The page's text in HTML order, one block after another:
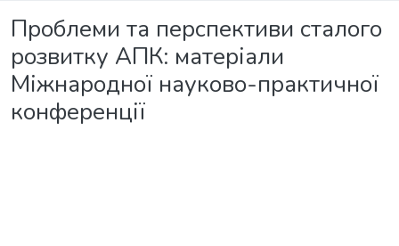
Проблеми та перспективи сталого
розвитку АПК: матеріали
Міжнародної науково-практичної
конференції